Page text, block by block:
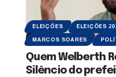
ELEIÇÕES ELEIÇÕES
MARCOS SOARES
Quem Welberth
Silêncio do